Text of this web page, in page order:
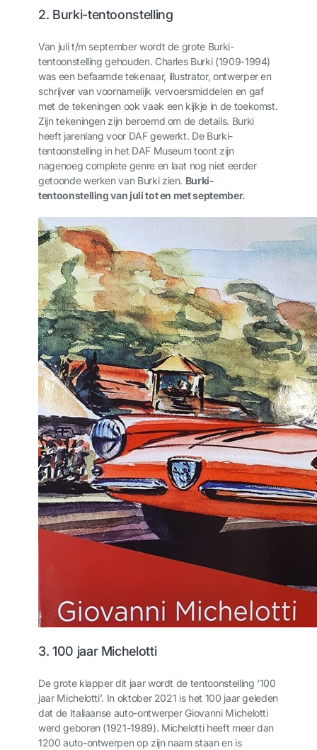
2. Burki-tentoonstelling
Van juli t/m september wordt de grote Burki-
tentoonstelling gehouden. Charles Burki (1909-1994)
was een befaamde tekenaar, illustrator, ontwerper en
schrijver van voornamelijk vervoersmiddelen en gaf
met de tekeningen ook vaak een kijkje in de toekomst.
Zijn tekeningen zijn beroemd om de details. Burki
heeft jarenlang voor DAF gewerkt. De Burki-
tentoonstelling in het DAF Museum toont zijn
nagenoeg complete genre en laat nog niet eerder
getoonde werken van Burki zien. Burki-
tentoonstelling van juli tot en met september.
3. 100 jaar Michelotti
De grote klapper dit jaar wordt de tentoonstelling ‘100
jaar Michelotti’. In oktober 2021 is het 100 jaar geleden
dat de Italiaanse auto-ontwerper Giovanni Michelotti
werd geboren (1921-1989). Michelotti heeft meer dan
1200 auto-ontwerpen op zijn naam staan en is